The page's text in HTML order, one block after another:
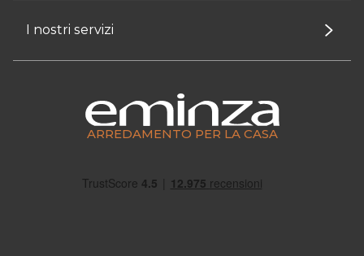
I nostri servizi
ARREDAMENTO PER LA CASA